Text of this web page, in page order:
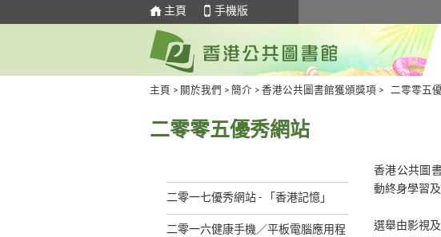
主頁 手機版
主頁 > 關於我們 > 簡介 > 香港公共圖書館獲頒獎項 > 二零零五
二零零五優秀網站
二零一七優秀網站 - 「香港記憶」
二零一六健康手機／平板電腦應用程
香港公共圖
動終身學習
選舉由影視